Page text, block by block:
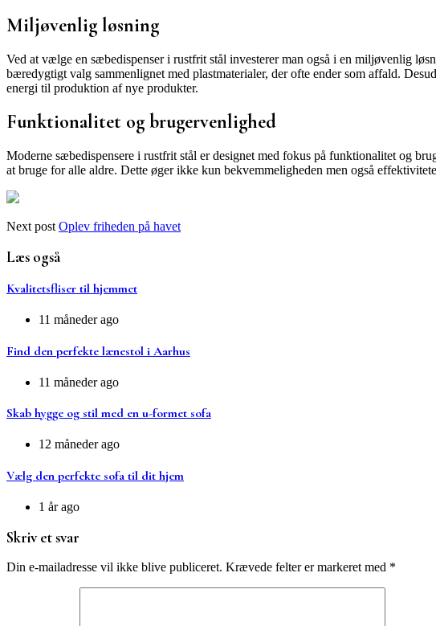
Miljøvenlig løsning
Ved at vælge en sæbedispenser i rustfrit stål investerer man også i en miljøvenlig
bæredygtigt valg sammenlignet med plastmaterialer, der ofte ender som affald.
energi til produktion af nye produkter.
Funktionalitet og brugervenlighed
Moderne sæbedispensere i rustfrit stål er designet med fokus på funktionalitet og
at bruge for alle aldre. Dette øger ikke kun bekvemmeligheden men også
Next post Oplev friheden på havet
Læs også
Kvalitetsfliser til hjemmet
11 måneder ago
Find den perfekte lænestol i Aarhus
11 måneder ago
Skab hygge og stil med en u-formet sofa
12 måneder ago
Vælg den perfekte sofa til dit hjem
1 år ago
Skriv et svar
Din e-mailadresse vil ikke blive publiceret. Krævede felter er markeret med *